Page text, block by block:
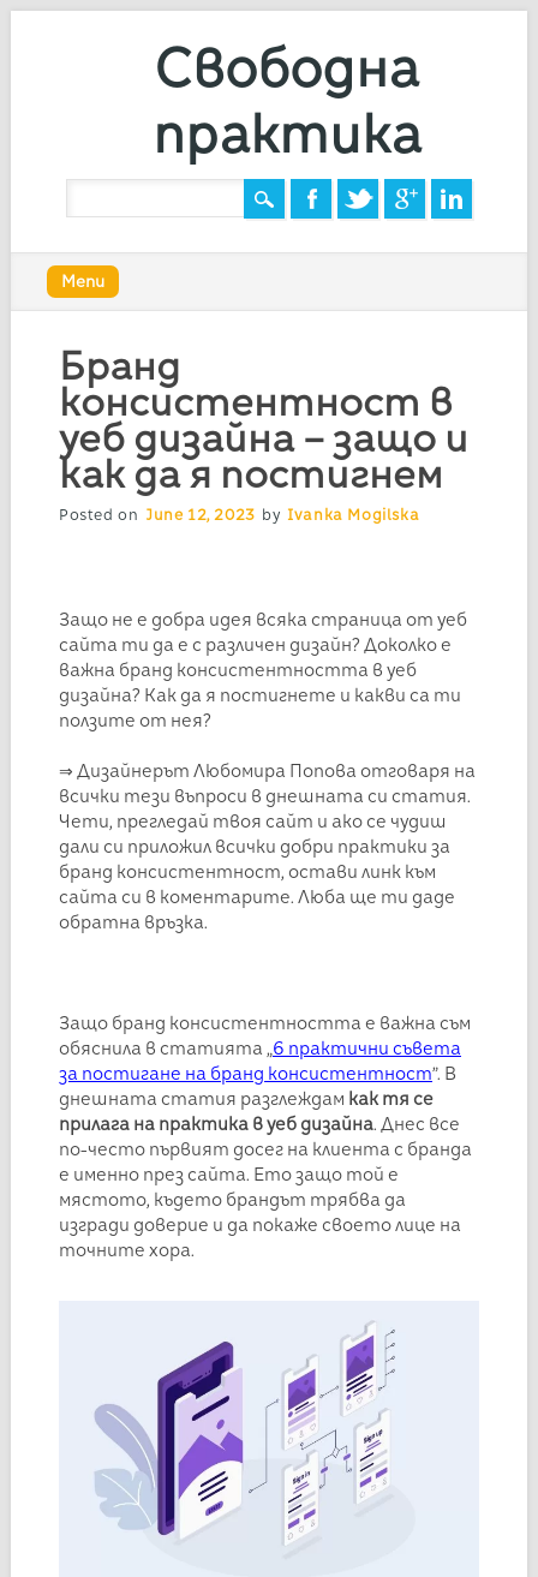
Свободна
практика
Main menu
content
Menu
Бранд
консистентност в
уеб дизайна – защо и
как да я постигнем
Posted on June 12, 2023 by Ivanka Mogilska
Защо не е добра идея всяка страница от уеб
сайта ти да е с различен дизайн? Доколко е
важна бранд консистентността в уеб
дизайна? Как да я постигнете и какви са ти
ползите от нея?
⇒ Дизайнерът Любомира Попова отговаря на
всички тези въпроси в днешната си статия.
Чети, прегледай твоя сайт и ако се чудиш
дали си приложил всички добри практики за
бранд консистентност, остави линк към
сайта си в коментарите. Люба ще ти даде
обратна връзка.
Защо бранд консистентността е важна съм
обяснила в статията „6 практични съвета
за постигане на бранд консистентност”. В
днешната статия разглеждам как тя се
прилага на практика в уеб дизайна. Днес все
по-често първият досег на клиента с бранда
е именно през сайта. Ето защо той е
мястото, където брандът трябва да
изгради доверие и да покаже своето лице на
точните хора.